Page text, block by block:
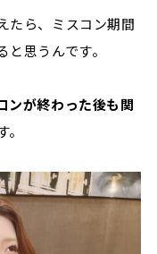
たら、ミスコン期間
思うんです。
ンが終わった後も関